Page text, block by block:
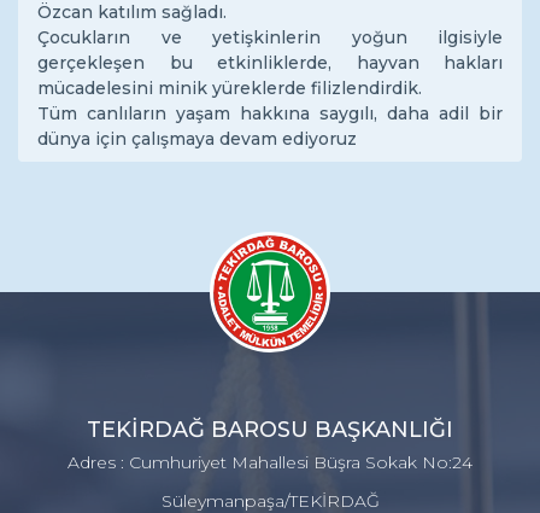
Özcan katılım sağladı.
Çocukların ve yetişkinlerin yoğun ilgisiyle
gerçekleşen bu etkinliklerde, hayvan hakları
mücadelesini minik yüreklerde filizlendirdik.
Tüm canlıların yaşam hakkına saygılı, daha adil bir
dünya için çalışmaya devam ediyoruz
TEKİRDAĞ BAROSU BAŞKANLIĞI
Adres : Cumhuriyet Mahallesi Büşra Sokak No:24
Süleymanpaşa/TEKİRDAĞ